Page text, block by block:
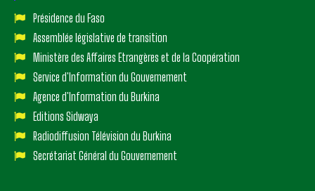
Présidence du Faso
Assemblée législative de transition
Ministère des Affaires Etrangères et de la Coopération
Service d'Information du Gouvernement
Agence d'Information du Burkina
Editions Sidwaya
Radiodiffusion Télévision du Burkina
Secrétariat Général du Gouvernement